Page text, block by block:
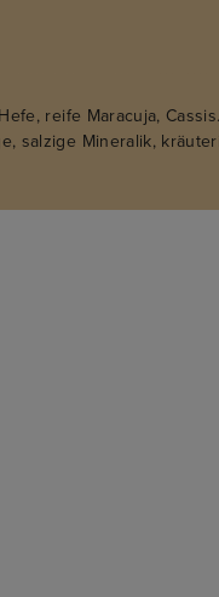
reife Maracuja,
salzige Mineralik,